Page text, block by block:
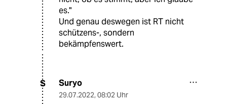
es."
Und genau deswegen ist RT nicht
schützens-, sondern
bekämpfenswert.
S Suryo
29.07.2022, 08:02 Uhr